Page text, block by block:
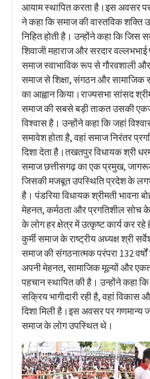
आयाम स्थापित करता है।इस अवसर पर
ने कहा कि समाज की वास्तविक
निहित होती है। उन्होंने कहा कि जिस
शिवाजी महाराज और सरदार
समाज स्वाभाविक रूप से गौरवशाली
समाज से शिक्षा, संगठन और
का आह्वान किया।राज्यसभा सांसद
समाज की सबसे बड़ी ताकत उसकी
विश्वास है। उन्होंने कहा कि जहां
समावेश होता है, वहां समाज निरंतर
दिशा देता है।तखतपुर विधायक श्री
समाज छत्तीसगढ़ का एक प्रमुख,
जिसकी मजबूत उपस्थिति प्रदेश के
है। पंडरिया विधायक श्रीमती भावना
मेहनत, कर्मठता और प्रगतिशील सोच
के लोग हर क्षेत्र में उत्कृष्ट कार्य कर
कुर्मी समाज के राष्ट्रीय अध्यक्ष श्री
समाज की संगठनात्मक परंपरा 132
अपनी मेहनत, सामाजिक मूल्यों और
पहचान स्थापित की है। उन्होंने कहा
सक्रिय भागीदारी रही है, वहां विकास
दिशा मिली है।इस अवसर पर गणमान्य
समाज के लोग उपस्थित थे।